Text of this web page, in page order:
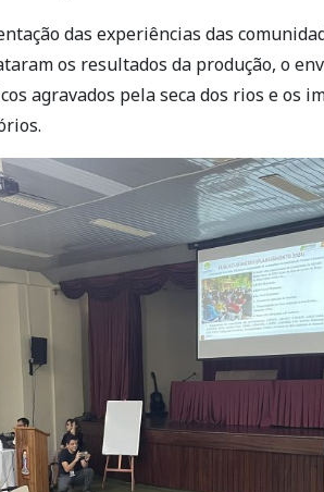
das experiências das
os resultados da produção, o
agravados pela seca dos rios e os